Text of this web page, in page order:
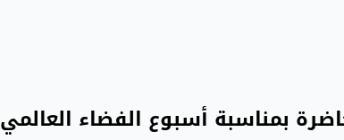
بمناسبة أسبوع الفضاء العالمي